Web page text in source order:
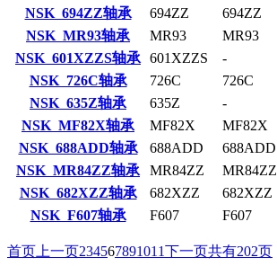
NSK 694ZZ轴承
694ZZ 694ZZ
NSK MR93轴承
MR93 MR93
NSK 601XZZS轴承 601XZZS -
NSK 726C轴承
726C 726C
NSK 635Z轴承
635Z -
NSK MF82X轴承
MF82X MF82X
NSK 688ADD轴承
688ADD 688ADD
NSK MR84ZZ轴承
MR84ZZ MR84ZZ
NSK 682XZZ轴承
682XZZ 682XZZ
NSK F607轴承
F607 F607
首页 上一页234567891011下一页共有202页